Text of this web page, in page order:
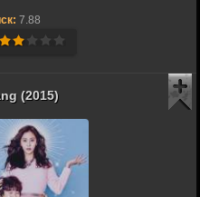
7.88
(2015)